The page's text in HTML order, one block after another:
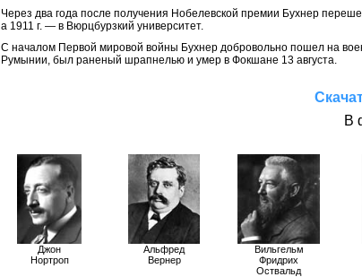
Через два года после получения Нобелевской премии Бухнер
а 1911 г. — в Вюрцбурзкий университет.
С началом Первой мировой войны Бухнер добровольно пошел на
Румынии, был раненый шрапнелью и умер в Фокшане 13 августа.
В
Джон
Нортроп
Альфред
Вернер
Вильгельм
Фридрих
Оствальд